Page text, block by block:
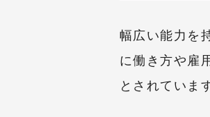
幅広い能力を
に働き方や雇
とされていま